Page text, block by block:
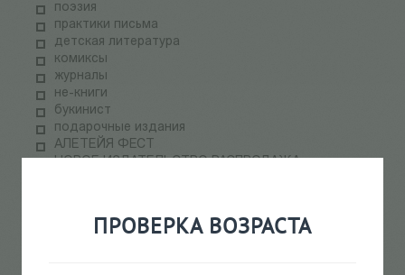
ПРОВЕРКА ВОЗРАСТА
поэзия
практики письма
детская литература
комиксы
журналы
не-книги
букинист
подарочные издания
АЛЕТЕЙЯ ФЕСТ
НОВОЕ ИЗДАТЕЛЬСТВО РАСПРОДАЖА
теория медиа